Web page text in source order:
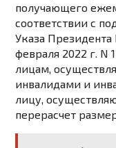
получающего
соответствии с
Указа
февраля 2022 г. N
лицам,
инвалидами и
лицу,
перерасчет